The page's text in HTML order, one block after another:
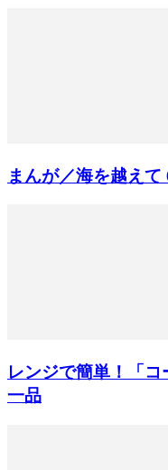
まんが／海を越えて
レンジで簡単！「
一品